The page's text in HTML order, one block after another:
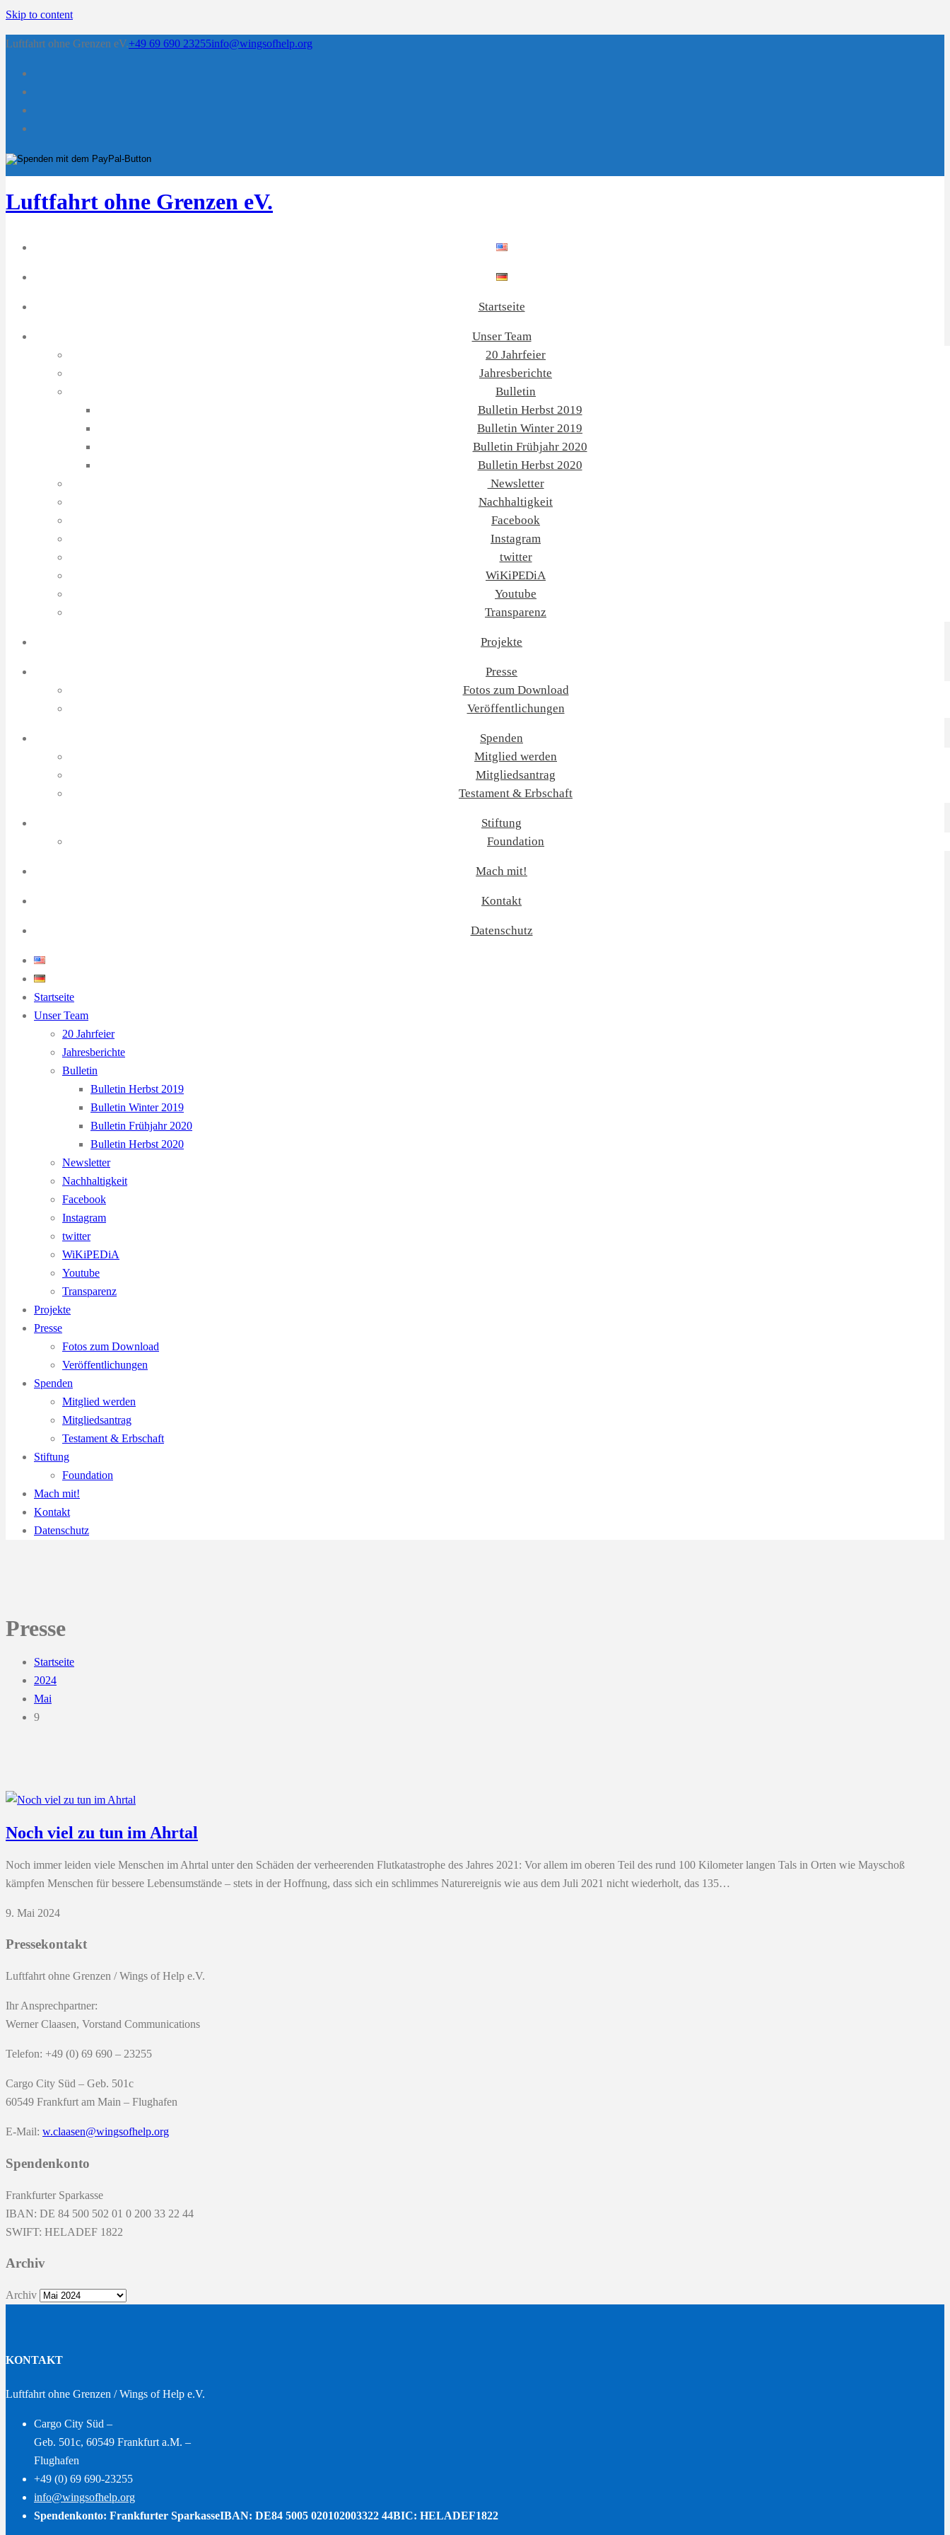
Skip to content
Luftfahrt ohne Grenzen eV.+49 69 690 23255info@wingsofhelp.org
Luftfahrt ohne Grenzen eV.
Startseite
Unser Team
20 Jahrfeier
Jahresberichte
Bulletin
Bulletin Herbst 2019
Bulletin Winter 2019
Bulletin Frühjahr 2020
Bulletin Herbst 2020
Newsletter
Nachhaltigkeit
Facebook
Instagram
twitter
WiKiPEDiA
Youtube
Transparenz
Projekte
Presse
Fotos zum Download
Veröffentlichungen
Spenden
Mitglied werden
Mitgliedsantrag
Testament & Erbschaft
Stiftung
Foundation
Mach mit!
Kontakt
Datenschutz
Startseite
Unser Team
20 Jahrfeier
Jahresberichte
Bulletin
Bulletin Herbst 2019
Bulletin Winter 2019
Bulletin Frühjahr 2020
Bulletin Herbst 2020
Newsletter
Nachhaltigkeit
Facebook
Instagram
twitter
WiKiPEDiA
Youtube
Transparenz
Projekte
Presse
Fotos zum Download
Veröffentlichungen
Spenden
Mitglied werden
Mitgliedsantrag
Testament & Erbschaft
Stiftung
Foundation
Mach mit!
Kontakt
Datenschutz
Presse
Startseite
2024
Mai
9
Noch viel zu tun im Ahrtal
Noch immer leiden viele Menschen im Ahrtal unter den Schäden der verheerenden Flutkatastrophe des Jahres 2021: Vor allem im oberen Teil des rund 100 Kilometer langen Tals in Orten wie Mayschoß
kämpfen Menschen für bessere Lebensumstände – stets in der Hoffnung, dass sich ein schlimmes Naturereignis wie aus dem Juli 2021 nicht wiederholt, das 135…
9. Mai 2024
Pressekontakt
Luftfahrt ohne Grenzen / Wings of Help e.V.
Ihr Ansprechpartner:
Werner Claasen, Vorstand Communications
Telefon: +49 (0) 69 690 – 23255
Cargo City Süd – Geb. 501c
60549 Frankfurt am Main – Flughafen
E-Mail: w.claasen@wingsofhelp.org
Spendenkonto
Frankfurter Sparkasse
IBAN: DE 84 500 502 01 0 200 33 22 44
SWIFT: HELADEF 1822
Archiv
Archiv
KONTAKT
Luftfahrt ohne Grenzen / Wings of Help e.V.
Cargo City Süd –
Geb. 501c, 60549 Frankfurt a.M. –
Flughafen
+49 (0) 69 690-23255
info@wingsofhelp.org
Spendenkonto: Frankfurter SparkasseIBAN: DE84 5005 020102003322 44BIC: HELADEF1822